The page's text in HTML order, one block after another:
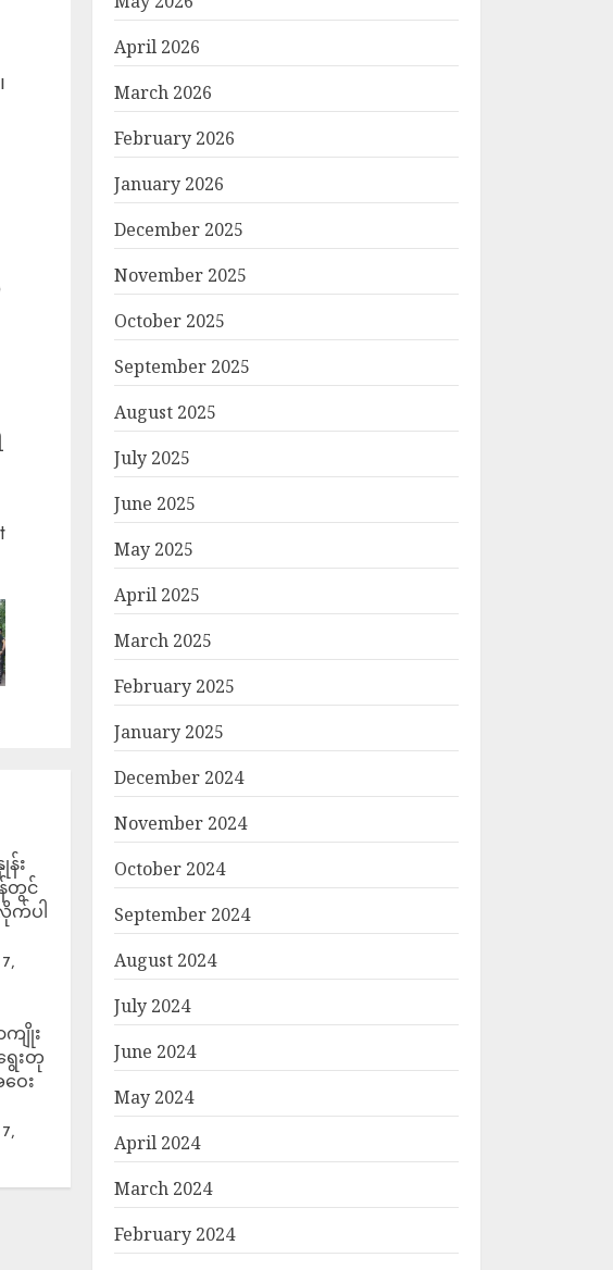
း
တွင်
က်ပါ
ျိုး
ေးတု
ေး
April 2026
March 2026
February 2026
January 2026
December 2025
November 2025
October 2025
September 2025
August 2025
July 2025
June 2025
May 2025
April 2025
March 2025
February 2025
January 2025
December 2024
November 2024
October 2024
September 2024
August 2024
July 2024
June 2024
May 2024
April 2024
March 2024
February 2024